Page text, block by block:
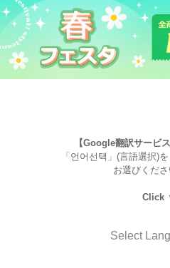
【Google翻訳サービス
「언어선택」(言語選択)を
お選びくださ
Click
Select